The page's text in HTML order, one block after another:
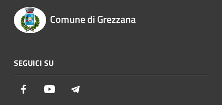
Comune di Grezzana
SEGUICI SU
Facebook Youtube